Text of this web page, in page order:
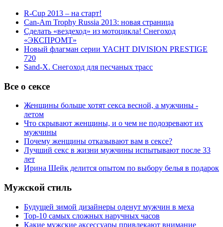
R-Cup 2013 – на старт!
Can-Am Trophy Russia 2013: новая страница
Сделать «вездеход» из мотоцикла! Снегоход
«ЭКСПРОМТ»
Новый флагман серии YACHT DIVISION PRESTIGE
720
Sand-X. Снегоход для песчаных трасс
Все о сексе
Женщины больше хотят секса весной, а мужчины -
летом
Что скрывают женщины, и о чем не подозревают их
мужчины
Почему женщины отказывают вам в сексе?
Лучший секс в жизни мужчины испытывают после 33
лет
Ирина Шейк делится опытом по выбору белья в подарок
Мужской стиль
Будущей зимой дизайнеры оденут мужчин в меха
Top-10 самых сложных наручных часов
Какие мужские аксессуары привлекают внимание